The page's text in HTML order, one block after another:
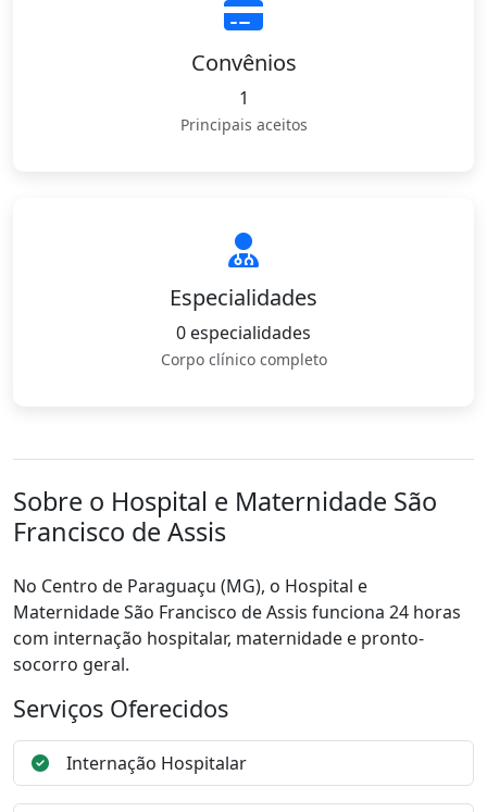
Convênios
1
Principais aceitos
Especialidades
0 especialidades
Corpo clínico completo
Sobre o Hospital e Maternidade São
Francisco de Assis
No Centro de Paraguaçu (MG), o Hospital e
Maternidade São Francisco de Assis funciona 24 horas
com internação hospitalar, maternidade e pronto-
socorro geral.
Serviços Oferecidos
Internação Hospitalar